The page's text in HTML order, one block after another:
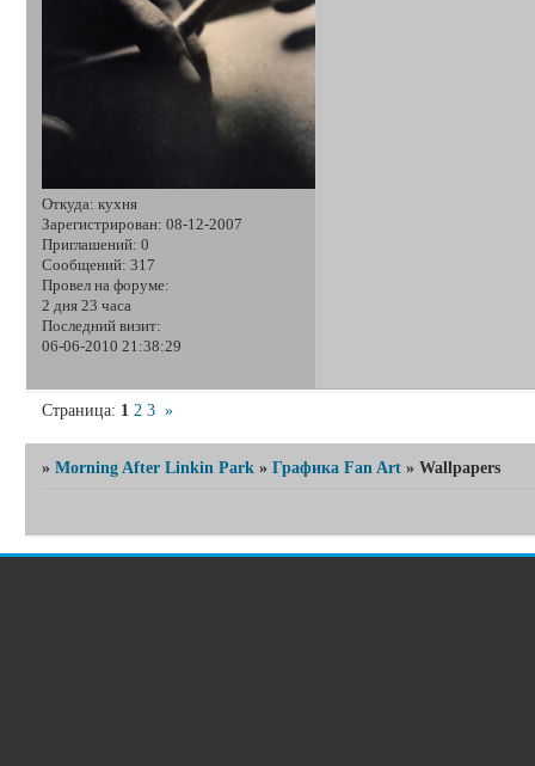
Откуда: кухня
Зарегистрирован: 08-12-2007
Приглашений: 0
Сообщений: 317
Провел на форуме:
2 дня 23 часа
Последний визит:
06-06-2010 21:38:29
Страница: 1 2 3 »
»Morning After Linkin Park »Графика Fan Art »Wallpapers